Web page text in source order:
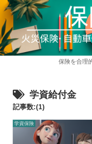
保険を合理
学資給付金
記事数:(1)
学資保険